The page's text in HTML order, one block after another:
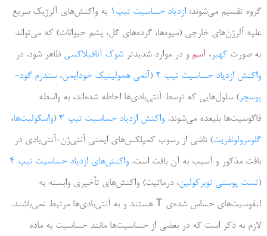
گروه تقسیم می‌شوند: ازدیاد حساسیت تیپ1
به واکنش‌های آلرژیک سریع
علیه آلرژن‌های خارجی (میوه‌ها، گرده‌های گل، پشم حیوانات) که می‌تواند
به صورتکهیر ، آسم و در موارد شدیدترشوک آنافیلاکسی ظاهر شود. در
واکنش ازدیاد حساسیت تیپ 2
(آنمی همولیتیک خودایمن،سندرم گود-
پوسچر ) سلول‌هایی که توسط آنتی‌بادی‌ها احاطه شده‌اند، به واسطه
فاگوسیت‌ها بلیعده می‌شوند. واکنش ازدیاد حساسیت تیپ 3 (واسکولیت‌ها،
گلومرولونفریت) ناشی از رسوب کمپلکس‌های ایمنی آنتی‌ژن-آنتی‌بادی در
بافت مذکور و آسیب به آن بافت است. واکنش‌های ازدیاد حساسیت تیپ 4
(تست پوستی توبرکولین، درماتیت) واکنش‌های تأخیری وابسته به
لنفوسیت‌های حساس شده‌ی T هستند و به آنتی‌بادی‌ها مرتبط نمی‌باشند.
لازم به ذکر است که در بعضی از حساسیت‌ها مانند حساسیت به ماده